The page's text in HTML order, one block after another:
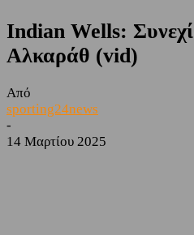
Indian Wells:
Αλκαράθ (vid)
Από
sporting24news
-
14 Μαρτίου 2025